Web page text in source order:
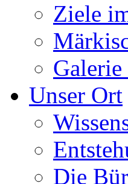
Ziele
Unser Ort
Die